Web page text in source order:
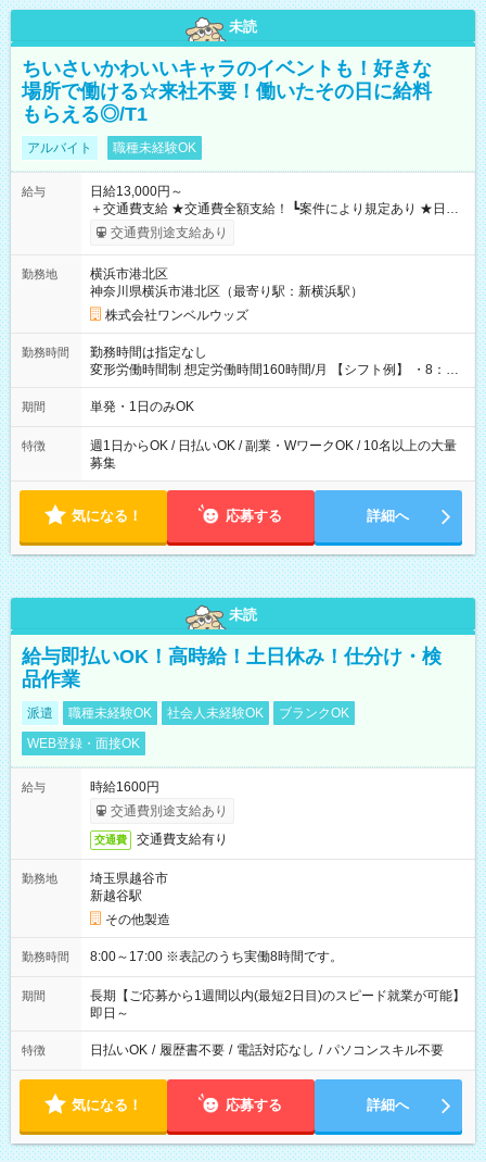
未読
ちいさいかわいいキャラのイベントも！好きな
場所で働ける☆来社不要！働いたその日に給料
もらえる◎/T1
アルバイト 職種未経験OK
給与
日給13,000円～
＋交通費支給 ★交通費全額支給！ ┗案件により規定あり ★日払
いOK！（規定あり） ┗働いたその日に現金GET♪ お仕事後はコ
ンビニATMから 日払い分を引き落とせます！ 【試用期間】試
交通費別途支給あり
勤務地
横浜市港北区
神奈川県横浜市港北区（最寄り駅：新横浜駅）
株式会社ワンベルウッズ
勤務時間
勤務時間は指定なし
変形労働時間制 想定労働時間160時間/月 【シフト例】 ・8：00
～21：00
期間 単発・1日のみOK
特徴
週1日からOK / 日払いOK / 副業・WワークOK / 10名以上の大量
募集
気になる！ 応募する 詳細へ
未読
給与即払いOK！高時給！土日休み！仕分け・検
品作業
派遣 職種未経験OK 社会人未経験OK
ブランクOK
WEB登録・面接OK
給与
時給1600円
交通費別途支給あり
交通費 交通費支給有り
勤務地
埼玉県越谷市
新越谷駅
その他製造
勤務時間 8:00～17:00 ※表記のうち実働8時間です。
期間
長期【ご応募から1週間以内(最短2日目)のスピード就業が可能】
即日～
特徴 日払いOK / 履歴書不要 / 電話対応なし / パソコンスキル不要
気になる！ 応募する 詳細へ